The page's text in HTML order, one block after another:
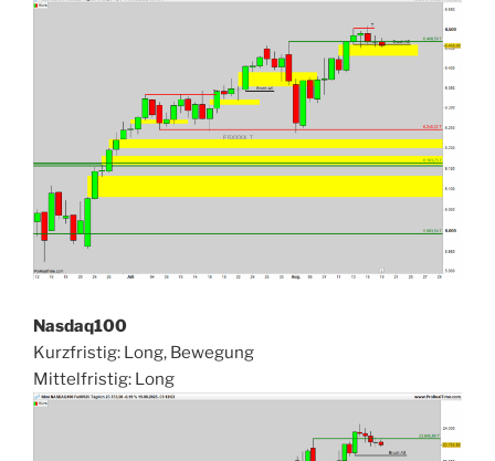
Nasdaq100
Kurzfristig: Long, Bewegung
Mittelfristig: Long